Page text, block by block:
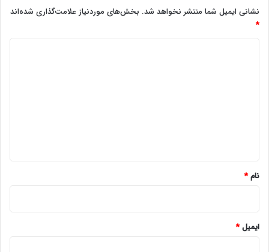
نشانی ایمیل شما منتشر نخواهد شد. بخش‌های موردنیاز علامت‌گذاری شده‌اند
*
نام*
ایمیل*